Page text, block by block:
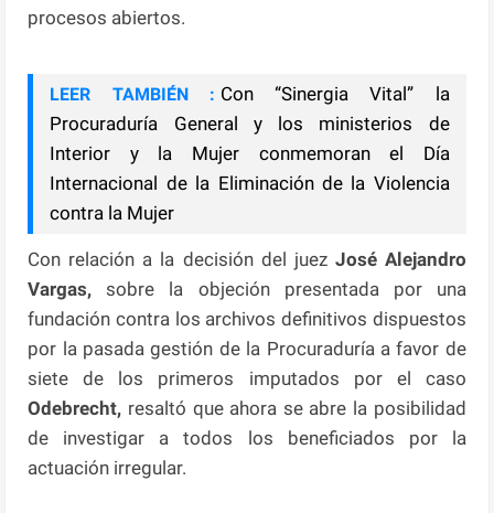
procesos abiertos.
LEER TAMBIÉN : Con “Sinergia Vital” la
Procuraduría General y los ministerios de
Interior y la Mujer conmemoran el Día
Internacional de la Eliminación de la Violencia
contra la Mujer
Con relación a la decisión del juez José Alejandro
Vargas, sobre la objeción presentada por una
fundación contra los archivos definitivos dispuestos
por la pasada gestión de la Procuraduría a favor de
siete de los primeros imputados por el caso
Odebrecht, resaltó que ahora se abre la posibilidad
de investigar a todos los beneficiados por la
actuación irregular.